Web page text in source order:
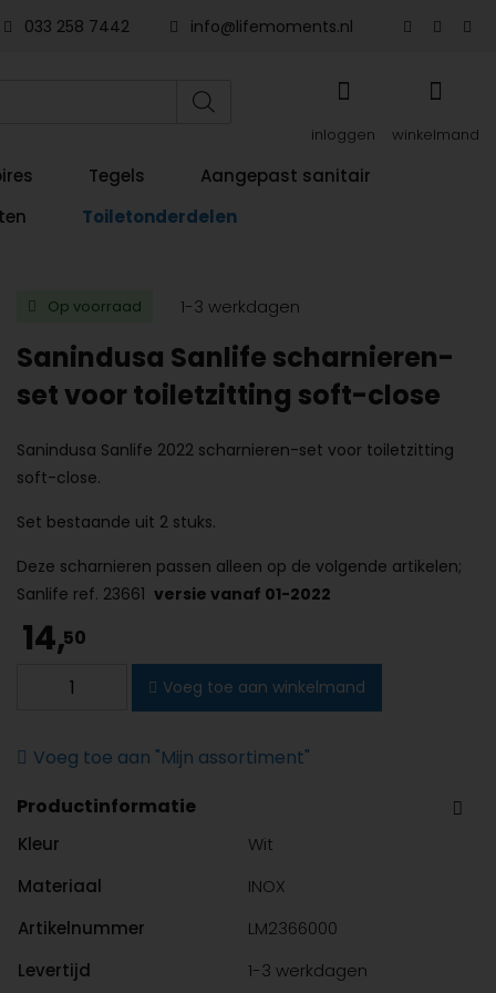
033 258 7442 info@lifemoments.nl
inloggen winkelmand
Tegels
Aangepast sanitair
Toiletonderdelen
Op voorraad 1-3 werkdagen
Sanindusa Sanlife scharnieren-
set voor toiletzitting soft-close
Sanindusa Sanlife 2022 scharnieren-set voor toiletzitting
soft-close.
Set bestaande uit 2 stuks.
Deze scharnieren passen alleen op de volgende artikelen;
Sanlife ref. 23661 versie vanaf 01-2022
14,50
Sanindusa
set
toiletzitting
soft-
aantal
Voeg toe aan winkelmand
Voeg toe aan "Mijn assortiment"
Productinformatie
Kleur
Wit
Materiaal
INOX
Artikelnummer
LM2366000
Levertijd
1-3 werkdagen